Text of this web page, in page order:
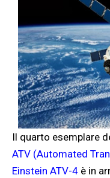
Il quarto esemplare
ATV (Automated
Einstein ATV-4 è in